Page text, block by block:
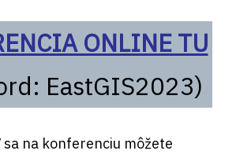
ONLINE TU
EastGIS2023)
na konferenciu môžete